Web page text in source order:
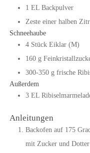
1 EL Backpulver
Zeste einer halben
Schneehaube
4 Stück Eiklar (M)
160 g
300-350 g frische
Außerdem
3 EL
Anleitungen
Backofen auf 175
mit Zucker und